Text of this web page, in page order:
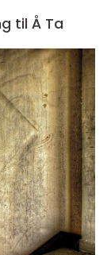
til Å Ta